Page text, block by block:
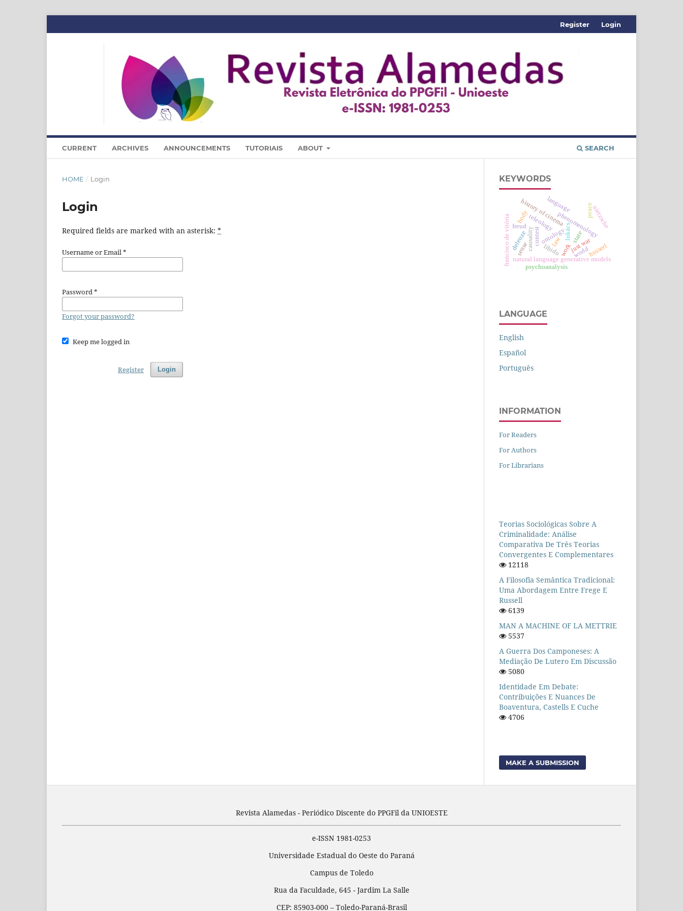
CURRENT ARCHIVES ANNOUNCEMENTS TUTORIAIS ABOUT SEARCH
Register Login
HOME / Login
Login
Required fields are marked with an asterisk: *
Username or Email*
Password*
Forgot your password?
Keep me logged in
Login
Register
KEYWORDS
lukács
ontology
work
causality
teleologyphenomenology
history of cinema
natural language generative models
just war
francisco de vitória freud
psychoanalysis
libido
contest
nietzsche
deleuze
language
sense
body
state
worldhusserl
peace
law
LANGUAGE
English
Español
Português
INFORMATION
For Readers
For Authors
For Librarians
Teorias Sociológicas Sobre A
Criminalidade: Análise
Comparativa De Três Teorias
Convergentes E Complementares
12118
A Filosofia Semântica Tradicional:
Uma Abordagem Entre Frege E
Russell
6139
MAN A MACHINE OF LA METTRIE
5537
A Guerra Dos Camponeses: A
Mediação De Lutero Em Discussão
5080
Identidade Em Debate:
Contribuições E Nuances De
Boaventura, Castells E Cuche
4706
MAKE A SUBMISSION
Revista Alamedas - Periódico Discente do PPGFil da UNIOESTE
e-ISSN 1981-0253
Universidade Estadual do Oeste do Paraná
Campus de Toledo
Rua da Faculdade, 645 - Jardim La Salle
CEP: 85903-000 – Toledo-Paraná-Brasil